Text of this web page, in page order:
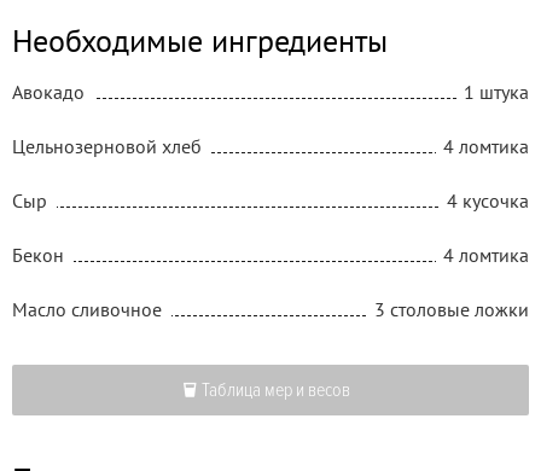
Необходимые ингредиенты
Авокадо 1 штука
Цельнозерновой хлеб 4 ломтика
Сыр 4 кусочка
Бекон 4 ломтика
Масло сливочное 3 столовые ложки
Таблица мер и весов